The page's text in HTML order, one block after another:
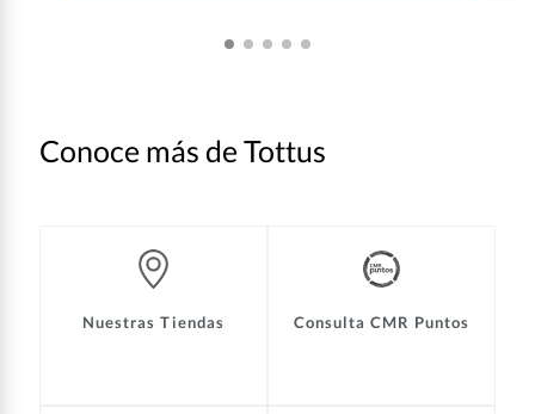
Conoce más de Tottus
Nuestras Tiendas Consulta CMR Puntos